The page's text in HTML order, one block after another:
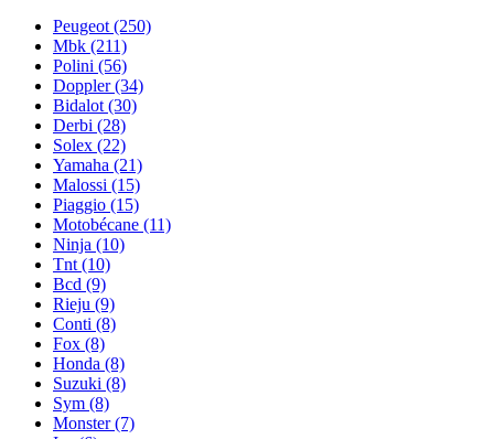
Peugeot (250)
Mbk (211)
Polini (56)
Doppler(34)
Bidalot (30)
Derbi (28)
Solex (22)
Yamaha (21)
Malossi (15)
Piaggio (15)
Motobécane (11)
Ninja (10)
Tnt (10)
Bcd (9)
Rieju (9)
Conti (8)
Fox (8)
Honda (8)
Suzuki (8)
Sym (8)
Monster(7)